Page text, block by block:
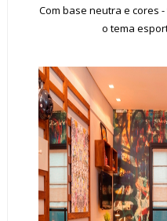
Com base neutra e cores
o tema